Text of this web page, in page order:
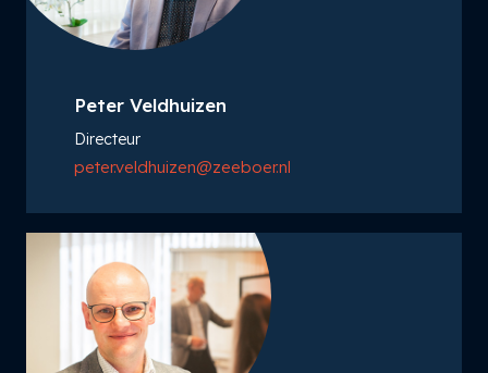
Peter Veldhuizen
Directeur
peter.veldhuizen@zeeboer.nl